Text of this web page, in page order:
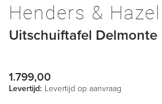
de
afbeeldingen-
naar
het
van
Henders & Hazel
Uitschuiftafel Delmonte
1.799,00
Levertijd: Levertijd op aanvraag